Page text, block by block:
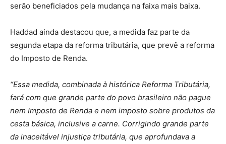
serão beneficiados pela mudança na faixa mais baixa.
Haddad ainda destacou que, a medida faz parte da
segunda etapa da reforma tributária, que prevê a reforma
do Imposto de Renda.
“Essa medida, combinada à histórica Reforma Tributária,
fará com que grande parte do povo brasileiro não pague
nem Imposto de Renda e nem imposto sobre produtos da
cesta básica, inclusive a carne. Corrigindo grande parte
da inaceitável injustiça tributária, que aprofundava a